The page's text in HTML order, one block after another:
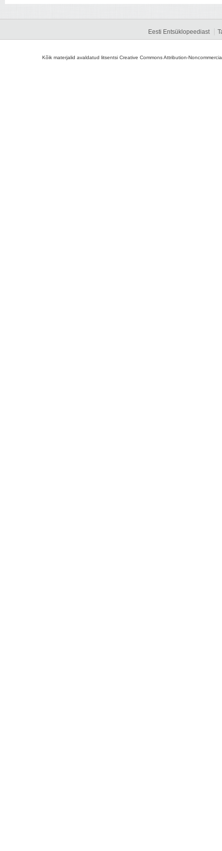
Eesti Entsüklopeediast
Kõik materjalid avaldatud litsentsi Creative Commons Attribution-